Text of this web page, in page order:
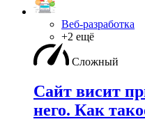
Веб-разработка
+2 ещё
Сложный
Сайт висит
него. Как